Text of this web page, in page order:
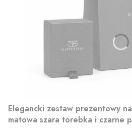
Elegancki zestaw prezentowy
matowa szara torebka i czarne